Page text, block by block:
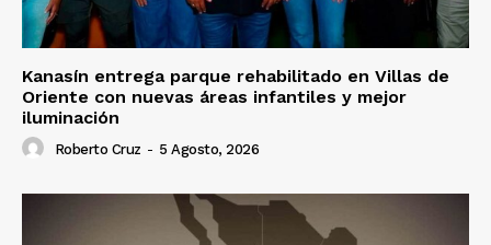
Kanasín entrega parque rehabilitado en Villas de
Oriente con nuevas áreas infantiles y mejor
iluminación
Roberto Cruz - 5 Agosto, 2026